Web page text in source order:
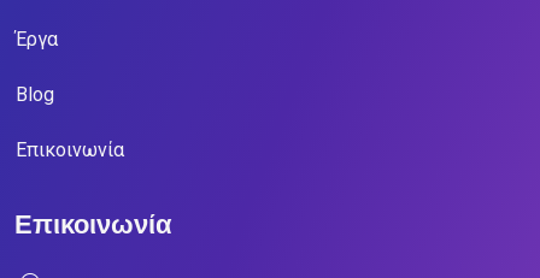
Έργα
Blog
Επικοινωνία
Επικοινωνία